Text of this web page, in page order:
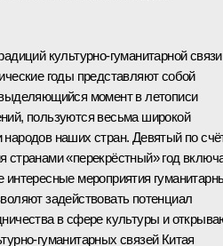
культурно-гуманитарной связи
годы представляют собой
момент в летописи
пользуются весьма широкой
наших стран. Девятый по
странами «перекрёстный» год
интересные мероприятия
задействовать потенциал
в сфере культуры и
гуманитарных связей Китая